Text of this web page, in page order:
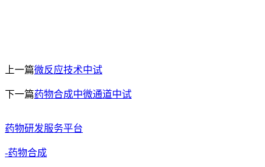
上一篇微反应技术中试
下一篇药物合成中微通道中试
药物研发服务平台
-药物合成